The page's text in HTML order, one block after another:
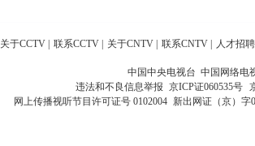
关于CCTV 联系CCTV 关于CNTV 联系CNTV 人才招聘
中国中央电视台 中国网络电
违法和不良信息举报 京ICP证060535号
网上传播视听节目许可证号 0102004 新出网证（京）